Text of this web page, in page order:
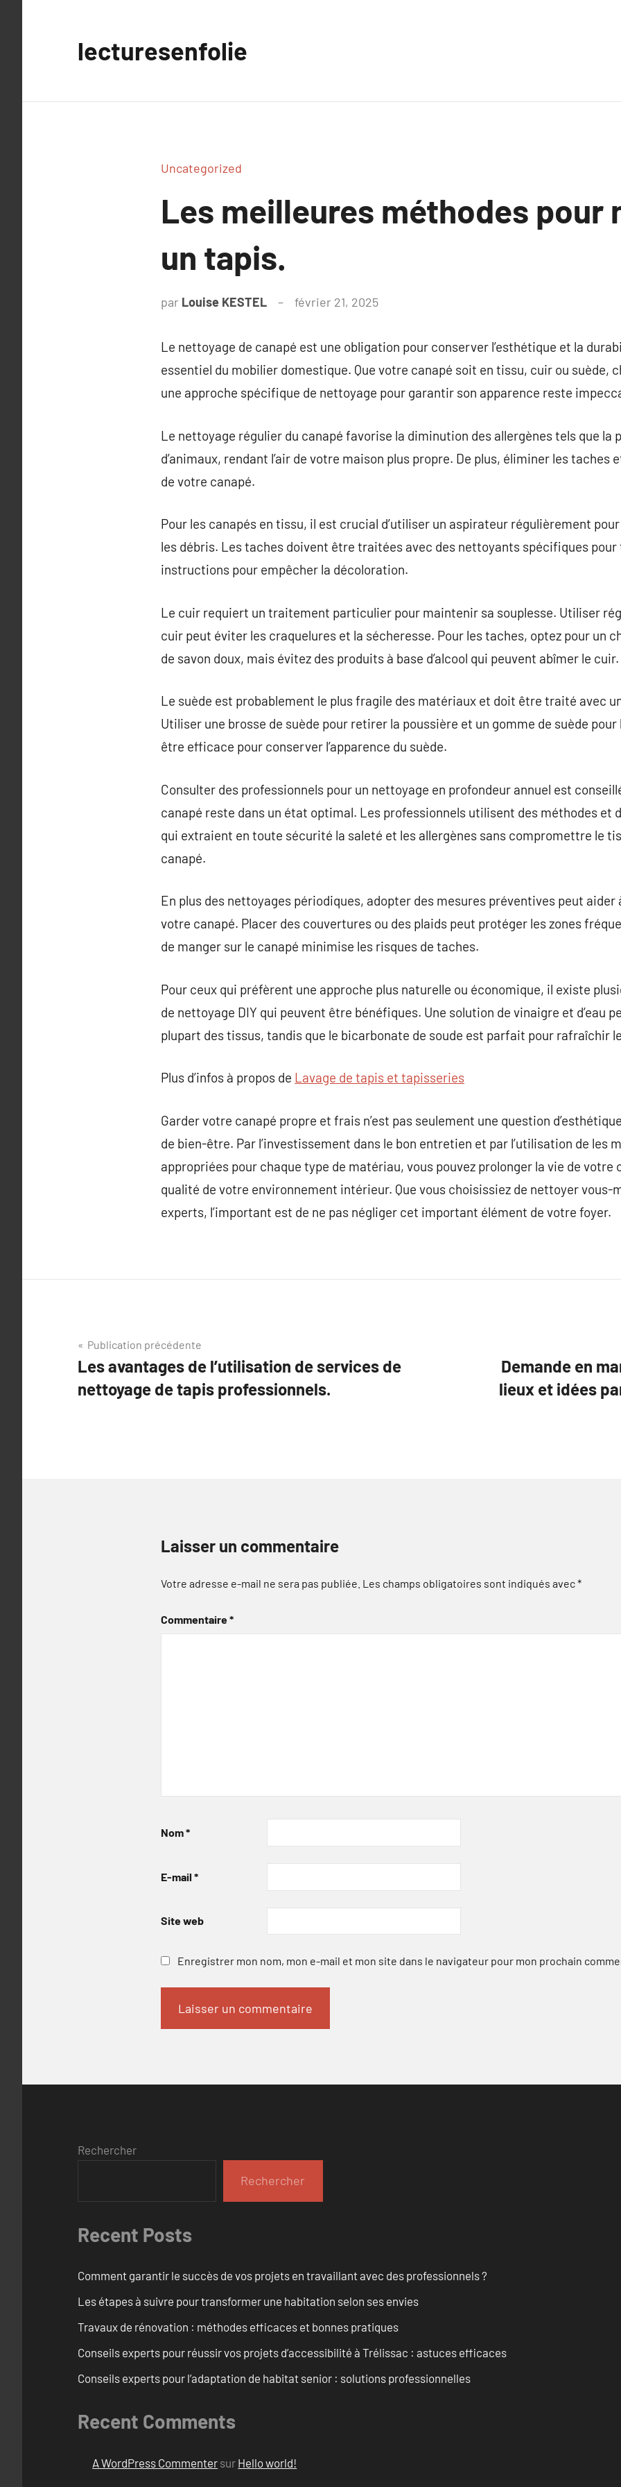
lecturesenfolie
Uncategorized
Les meilleures méthodes pour
un tapis.
par Louise KESTEL février 21, 2025
Le nettoyage de canapé est une obligation pour conserver l’esthétique et la
essentiel du mobilier domestique. Que votre canapé soit en tissu, cuir ou suède,
une approche spécifique de nettoyage pour garantir son apparence reste
Le nettoyage régulier du canapé favorise la diminution des allergènes tels que la
d’animaux, rendant l’air de votre maison plus propre. De plus, éliminer les taches
de votre canapé.
Pour les canapés en tissu, il est crucial d’utiliser un aspirateur régulièrement
les débris. Les taches doivent être traitées avec des nettoyants spécifiques pour
instructions pour empêcher la décoloration.
Le cuir requiert un traitement particulier pour maintenir sa souplesse. Utiliser
cuir peut éviter les craquelures et la sécheresse. Pour les taches, optez pour un
de savon doux, mais évitez des produits à base d’alcool qui peuvent abîmer le cuir.
Le suède est probablement le plus fragile des matériaux et doit être traité avec
Utiliser une brosse de suède pour retirer la poussière et un gomme de suède
être efficace pour conserver l’apparence du suède.
Consulter des professionnels pour un nettoyage en profondeur annuel est
canapé reste dans un état optimal. Les professionnels utilisent des méthodes et
qui extraient en toute sécurité la saleté et les allergènes sans compromettre le
canapé.
En plus des nettoyages périodiques, adopter des mesures préventives peut
votre canapé. Placer des couvertures ou des plaids peut protéger les zones
de manger sur le canapé minimise les risques de taches.
Pour ceux qui préfèrent une approche plus naturelle ou économique, il existe
de nettoyage DIY qui peuvent être bénéfiques. Une solution de vinaigre et d’eau
plupart des tissus, tandis que le bicarbonate de soude est parfait pour rafraîchir
Plus d’infos à propos de Lavage de tapis et tapisseries
Garder votre canapé propre et frais n’est pas seulement une question
de bien-être. Par l’investissement dans le bon entretien et par l’utilisation de les
appropriées pour chaque type de matériau, vous pouvez prolonger la vie de votre
qualité de votre environnement intérieur. Que vous choisissiez de nettoyer vous-
experts, l’important est de ne pas négliger cet important élément de votre foyer.
Navigation
de
l’article
Publication précédente
Les avantages de l’utilisation de services de
nettoyage de tapis professionnels.
Demande en
lieux et idées
Laisser un commentaire
Votre adresse e-mail ne sera pas publiée. Les champs obligatoires sont indiqués avec*
Commentaire*
Nom*
E-mail *
Site web
Enregistrer mon nom, mon e-mail et mon site dans le navigateur pour mon prochain
Rechercher
Rechercher
Recent Posts
Comment garantir le succès de vos projets en travaillant avec des professionnels ?
Les étapes à suivre pour transformer une habitation selon ses envies
Travaux de rénovation : méthodes efficaces et bonnes pratiques
Conseils experts pour réussir vos projets d’accessibilité à Trélissac : astuces efficaces
Conseils experts pour l’adaptation de habitat senior : solutions professionnelles
Recent Comments
A WordPress Commenter sur Hello world!